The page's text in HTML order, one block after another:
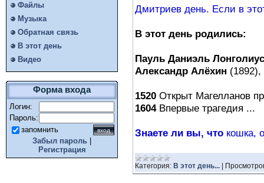
Файлы
Музыка
Обратная связь
В этот день
Видео
Форма входа
Логин:
Пароль:
запомнить
Забыл пароль
Регистрация
Дмитриев день. Если в
В этот день родились:
Пауль Даниэль
Александр Алёхин
1520 Открыт Магелланов
1604Впервые трагедия ...
Знаете ли вы, что кошка,
Категория: В этот день...